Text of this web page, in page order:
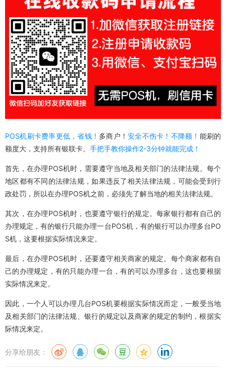
POS机刷卡费率更低，省钱！ 多商户！ 安全不伤卡！不降额！ 能刷的
额度大，支持所有银联卡。 手把手教你操作2-3分钟就能完成！
首先，在办理POS机时，需要遵守当地及相关部门的法律法规。每个
地区都有不同的法律法规，如果违反了相关法律法规，可能会受到行
政处罚，所以在办理POS机之前，必须先了解当地的相关法律法规。
其次，在办理POS机时，也要遵守银行的规定。每家银行都有自己的
办理规定，有的银行只能办理一台POS机，有的银行可以办理多台PO
S机，这要根据实际情况来定。
最后，在办理POS机时，还要遵守相关商家的规定。每个商家都有自
己的办理规定，有的只能办理一台，有的可以办理多台，这也要根据
实际情况来定。
因此，一个人可以办理几台POS机要根据实际情况而定，一般受当地
及相关部门的法律法规、银行的规定以及商家的规定的制约，根据实
际情况来定。
分享给朋友：